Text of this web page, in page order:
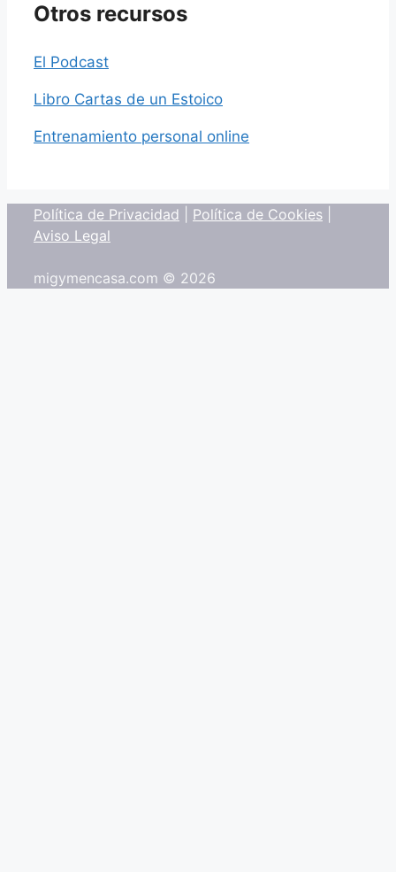
Otros recursos
El Podcast
Libro Cartas de un Estoico
Entrenamiento personal online
Política de Privacidad Política de Cookies
Aviso Legal
migymencasa.com © 2026